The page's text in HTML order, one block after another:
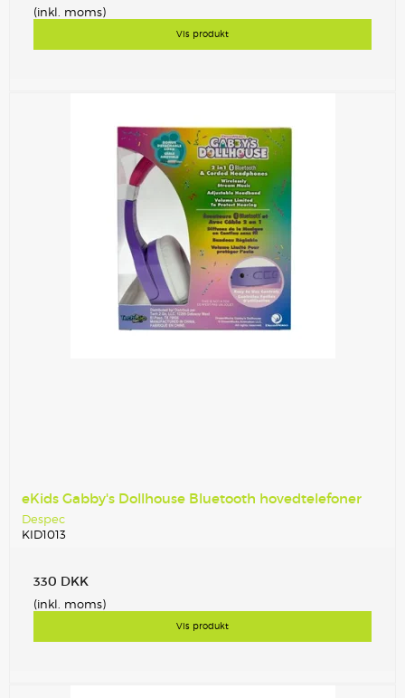
(inkl. moms)
Vis produkt
eKids Gabby's Dollhouse Bluetooth hovedtelefoner
Despec
KID1013
330 DKK
(inkl. moms)
Vis produkt